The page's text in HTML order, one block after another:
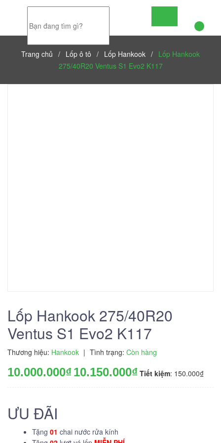
Trang chủ / Lốp ô tô / Lốp Hankook / Lốp Hankook
275/40R20 Ventus S1 Evo2 K117
Lốp Hankook 275/40R20
Ventus S1 Evo2 K117
Thương hiệu: Hankook | Tình trạng: Còn hàng
10.000.000₫10.150.000₫ Tiết kiệm: 150.000₫
ƯU ĐÃI
Tặng 01 chai nước rửa kính